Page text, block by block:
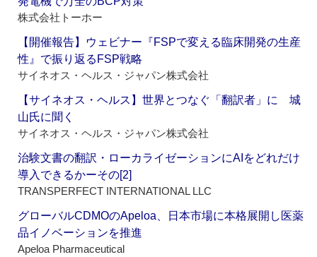
株式会社トーホー
【開催報告】ウェビナー『FSPで変える臨床開発の生産
性』で振り返るFSP戦略
サイネオス・ヘルス・ジャパン株式会社
【サイネオス・ヘルス】世界とつなぐ「翻訳者」に 城
山氏に聞く
サイネオス・ヘルス・ジャパン株式会社
治験文書の翻訳・ローカライゼーションにAIをどれだけ
導入できるかーその[2]
TRANSPERFECT INTERNATIONAL LLC
グローバルCDMOのApeloa、日本市場に本格展開し医薬
品イノベーションを推進
Apeloa Pharmaceutical